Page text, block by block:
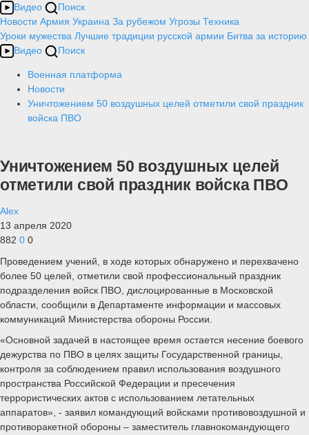
Видео
Поиск
Новости Армия Украина За рубежом Угрозы Техника
Уроки мужества Лучшие традиции русской армии Битва за историю
Видео
Поиск
Военная платформа
Новости
Уничтожением 50 воздушных целей отметили свой праздник
войска ПВО
Уничтожением 50 воздушных целей
отметили свой праздник войска ПВО
Alex
13 апреля 2020
882 0 0
Проведением учений, в ходе которых обнаружено и перехвачено
более 50 целей, отметили свой профессиональный праздник
подразделения войск ПВО, дислоцированные в Московской
области, сообщили в Департаменте информации и массовых
коммуникаций Министерства обороны России.
«Основной задачей в настоящее время остается несение боевого
дежурства по ПВО в целях защиты Государственной границы,
контроля за соблюдением правил использования воздушного
пространства Российской Федерации и пресечения
террористических актов с использованием летательных
аппаратов», - заявил командующий войсками противовоздушной и
противоракетной обороны – заместитель главнокомандующего